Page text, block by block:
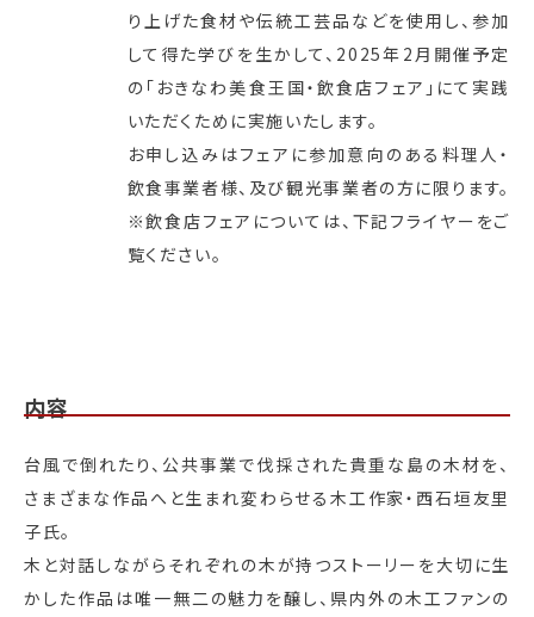
り上げた食材や伝統工芸品などを使用し、参加
して得た学びを生かして、2025年2月開催予定
の「おきなわ美食王国・飲食店フェア」にて実践
いただくために実施いたします。
お申し込みはフェアに参加意向のある料理人・
飲食事業者様、及び観光事業者の方に限ります。
※飲食店フェアについては、下記フライヤーをご
覧ください。
内容
台風で倒れたり、公共事業で伐採された貴重な島の木材を、
さまざまな作品へと生まれ変わらせる木工作家・西石垣友里
子氏。
木と対話しながらそれぞれの木が持つストーリーを大切に生
かした作品は唯一無二の魅力を醸し、 県内外の木工ファンの